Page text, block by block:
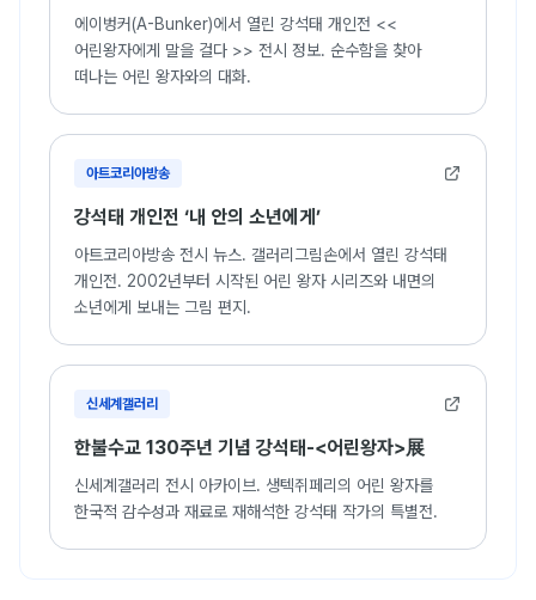
에이벙커(A-Bunker)에서 열린 강석태 개인전 <<
어린왕자에게 말을 걸다 >> 전시 정보. 순수함을 찾아
떠나는 어린 왕자와의 대화.
아트코리아방송
강석태 개인전 ‘내 안의 소년에게’
아트코리아방송 전시 뉴스. 갤러리그림손에서 열린 강석태
개인전. 2002년부터 시작된 어린 왕자 시리즈와 내면의
소년에게 보내는 그림 편지.
신세계갤러리
한불수교 130주년 기념 강석태-<어린왕자>展
신세계갤러리 전시 아카이브. 생텍쥐페리의 어린 왕자를
한국적 감수성과 재료로 재해석한 강석태 작가의 특별전.